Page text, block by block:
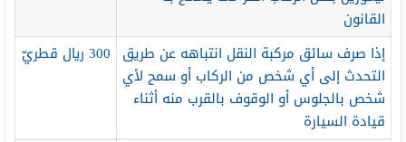
القانون
إذا صرف سائق مركبة النقل انتباهه عن طريق
التحدث إلى أي شخص من الركاب أو سمح لأي
شخص بالجلوس أو الوقوف بالقرب منه أثناء
قيادة السيارة
300 ريال قطريّ